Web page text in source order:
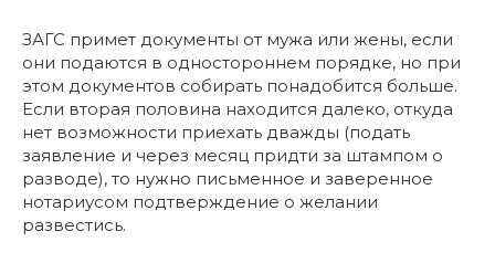
ЗАГС примет документы от мужа или жены, если
они подаются в одностороннем порядке, но при
этом документов собирать понадобится больше.
Если вторая половина находится далеко, откуда
нет возможности приехать дважды (подать
заявление и через месяц придти за штампом о
разводе), то нужно письменное и заверенное
нотариусом подтверждение о желании
развестись.